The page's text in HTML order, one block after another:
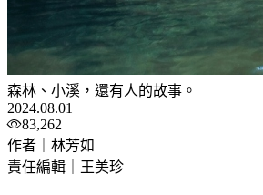
森林、小溪，還有人的故事。
2024.08.01
83,262
作者｜林芳如
責任編輯｜王美珍